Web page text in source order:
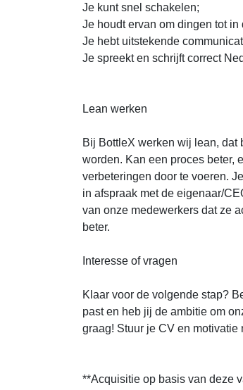
Je kunt snel schakelen;
Je houdt ervan om dingen tot
Je hebt uitstekende
Je spreekt en schrijft correct
Lean werken
Bij BottleX werken wij lean,
worden. Kan een proces beter,
verbeteringen door te voeren.
in afspraak met de eigenaar/
van onze medewerkers dat ze
beter.
Interesse of vragen
Klaar voor de volgende stap?
past en heb jij de ambitie om
graag! Stuur je CV en motivatie
**Acquisitie op basis van deze